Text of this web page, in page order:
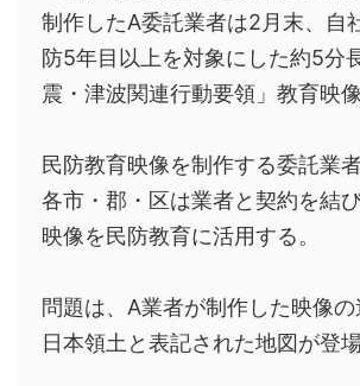
制作したA委託業者は2月末、自
防5年目以上を対象にした約5分
震・津波関連行動要領」教育映
民防教育映像を制作する委託業
各市・郡・区は業者と契約を結
映像を民防教育に活用する。
問題は、A業者が制作した映像
日本領土と表記された地図が登